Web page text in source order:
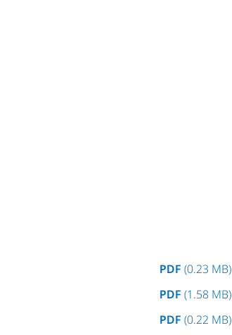
PDF (0.23 MB)
PDF (1.58 MB)
PDF (0.22 MB)